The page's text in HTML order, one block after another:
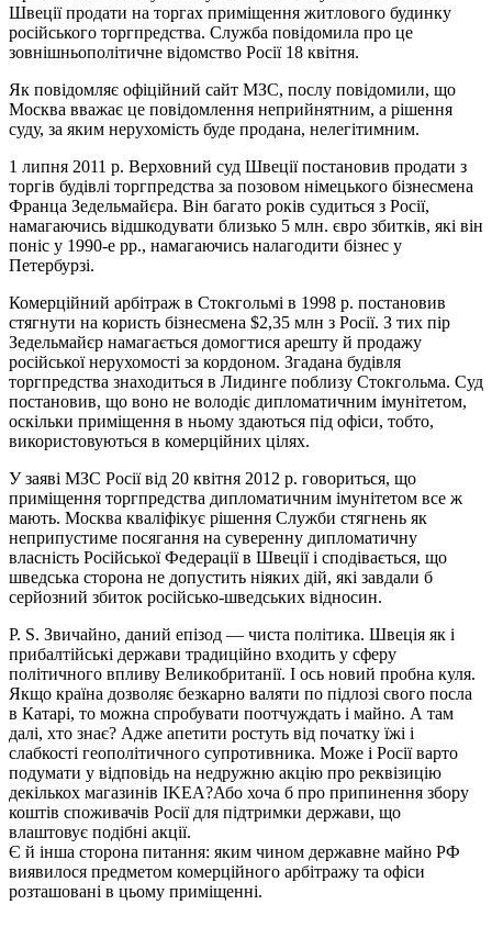
Швеції продати на торгах приміщення житлового будинку
російського торгпредства. Служба повідомила про це
зовнішньополітичне відомство Росії 18 квітня.
Як повідомляє офіційний сайт МЗС, послу повідомили, що
Москва вважає це повідомлення неприйнятним, а рішення
суду, за яким нерухомість буде продана, нелегітимним.
1 липня 2011 р. Верховний суд Швеції постановив продати з
торгів будівлі торгпредства за позовом німецького бізнесмена
Франца Зедельмайєра. Він багато років судиться з Росії,
намагаючись відшкодувати близько 5 млн. євро збитків, які він
поніс у 1990-е рр., намагаючись налагодити бізнес у
Петербурзі.
Комерційний арбітраж в Стокгольмі в 1998 р. постановив
стягнути на користь бізнесмена $2,35 млн з Росії. З тих пір
Зедельмайєр намагається домогтися арешту й продажу
російської нерухомості за кордоном. Згадана будівля
торгпредства знаходиться в Лидинге поблизу Стокгольма. Суд
постановив, що воно не володіє дипломатичним імунітетом,
оскільки приміщення в ньому здаються під офіси, тобто,
використовуються в комерційних цілях.
У заяві МЗС Росії від 20 квітня 2012 р. говориться, що
приміщення торгпредства дипломатичним імунітетом все ж
мають. Москва кваліфікує рішення Служби стягнень як
неприпустиме посягання на суверенну дипломатичну
власність Російської Федерації в Швеції і сподівається, що
шведська сторона не допустить ніяких дій, які завдали б
серйозний збиток російсько-шведських відносин.
P. S. Звичайно, даний епізод — чиста політика. Швеція як і
прибалтійські держави традиційно входить у сферу
політичного впливу Великобританії. І ось новий пробна куля.
Якщо країна дозволяє безкарно валяти по підлозі свого посла
в Катарі, то можна спробувати поотчуждать і майно. А там
далі, хто знає? Адже апетити ростуть від початку їжі і
слабкості геополітичного супротивника. Може і Росії варто
подумати у відповідь на недружню акцію про реквізицію
декількох магазинів IKEA?Або хоча б про припинення збору
коштів споживачів Росії для підтримки держави, що
влаштовує подібні акції.
Є й інша сторона питання: яким чином державне майно РФ
виявилося предметом комерційного арбітражу та офіси
розташовані в цьому приміщенні.